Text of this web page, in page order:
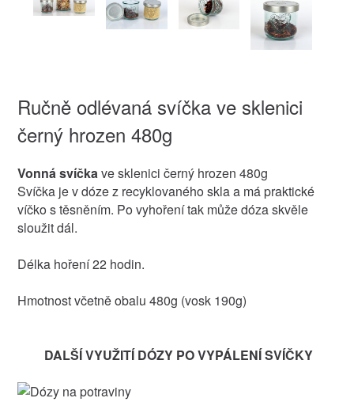
Ručně odlévaná svíčka ve sklenici
černý hrozen 480g
Vonná svíčkave sklenici černý hrozen 480g
Svíčka je v dóze z recyklovaného skla a má praktické
víčko s těsněním. Po vyhoření tak může dóza skvěle
sloužit dál.
Délka hoření 22 hodin.
Hmotnost včetně obalu 480g (vosk 190g)
DALŠÍ VYUŽITÍ DÓZY PO VYPÁLENÍ SVÍČKY